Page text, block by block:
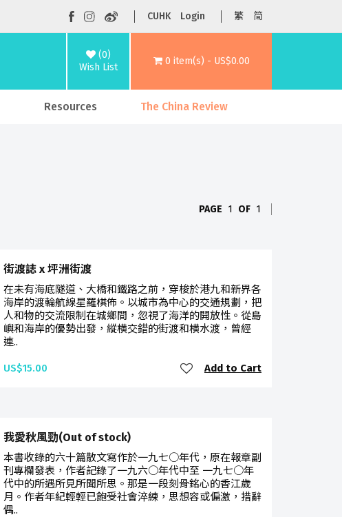
CUHK Login 繁 简
(0)
Wish List
0 item(s) - US$0.00
Resources The China Review
PAGE 1 OF 1
街渡誌 x 坪洲街渡
在未有海底隧道、大橋和鐵路之前，穿梭於港九和新界各
海岸的渡輪航線星羅棋佈。以城市為中心的交通規劃，把
人和物的交流限制在城鄉間，忽視了海洋的開放性。從島
嶼和海岸的優勢出發，縱横交錯的街渡和横水渡，曾經
連..
US$15.00 Add to Cart
我愛秋風勁(Out of stock)
本書收錄的六十篇散文寫作於一九七○年代，原在報章副
刊專欄發表，作者記錄了一九六○年代中至 一九七○年
代中的所遇所見所聞所思。那是一段刻骨銘心的香江歲
月。作者年紀輕輕已飽受社會淬練，思想容或偏激，措辭
偶..